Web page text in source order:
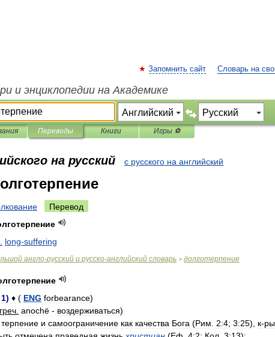
Запомнить сайт Словарь на
и энциклопедии на Академике
Переводы Книги Игры ⚽
на русский с русского на английский
Перевод
long-suffering
англо-русский и русско-английский словарь > долготерпение
1) ♦ ( ENG forbearance)
греч anochë - воздерживаться)
терпение и самоограничение как качества Бога (Рим 2:4; 3:25), к-